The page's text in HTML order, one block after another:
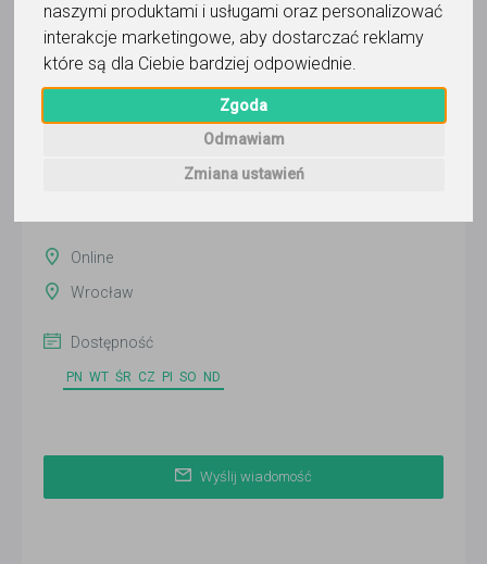
naszymi produktami i usługami oraz personalizować
interakcje marketingowe, aby dostarczać reklamy
które są dla Ciebie bardziej odpowiednie.
Zgoda
Odmawiam
Zmiana ustawień
Łukasz Ścisłowicz
Online
Wrocław
Dostępność
PN WT ŚR CZ PI SO ND
Wyślij wiadomość